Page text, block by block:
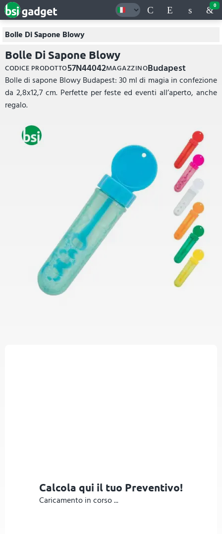
0
Bolle Di Sapone Blowy
Bolle Di Sapone Blowy
CODICE PRODOTTO57N44042MAGAZZINOBudapest
Bolle di sapone Blowy Budapest: 30 ml di magia in confezione
da 2,8x12,7 cm. Perfette per feste ed eventi all’aperto, anche
regalo.
Calcola qui il tuo Preventivo!
Caricamento in corso ...